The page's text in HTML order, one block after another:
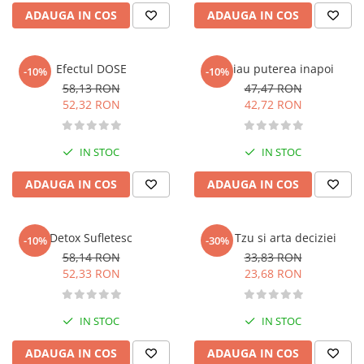
Resurse umane
Carte scolara
Atlase, dictionare si enciclopedii
Carte prescolara
Carte scolara
Dictionare de limba romana
Ghiduri de conversatie
Invatamant gimnazial
Invatarea limbilor straine
Liceu
Povesti si povestiri
Carti in limba engleza
Carti pentru copii
Activitati si jocuri pentru copii
ADAUGA IN COS ADAUGA IN COS
-10%
Efectul DOSE
58,13 RON
52,32 RON
IN STOC
ADAUGA IN COS
-10%
Imi iau puterea inapoi
47,47 RON
42,72 RON
IN STOC
ADAUGA IN COS
-10%Detox Sufletesc
58,14 RON
52,33 RON
IN STOC
ADAUGA IN COS
-30%
Sun Tzu si arta deciziei
33,83 RON
23,68 RON
IN STOC
ADAUGA IN COS